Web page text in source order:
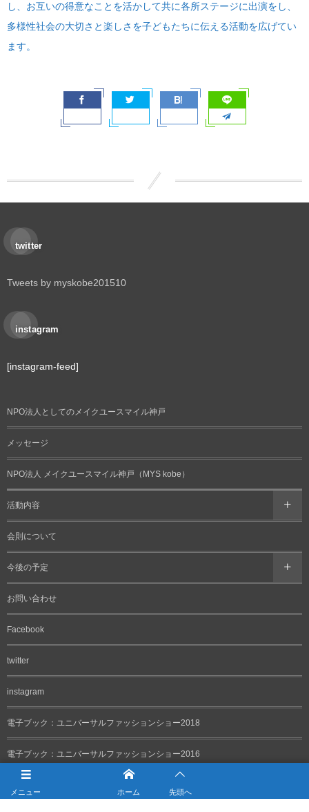
し、お互いの得意なことを活かして共に各所ステージに出演をし、
多様性社会の大切さと楽しさを子どもたちに伝える活動を広げてい
ます。
twitter
Tweets by myskobe201510
instagram
[instagram-feed]
NPO法人としてのメイクユースマイル神戸
メッセージ
NPO法人 メイクユースマイル神戸（MYS kobe）
活動内容
会則について
今後の予定
お問い合わせ
Facebook
twitter
instagram
電子ブック：ユニバーサルファッションショー2018
電子ブック：ユニバーサルファッションショー2016
メニュー ホーム 先頭へ